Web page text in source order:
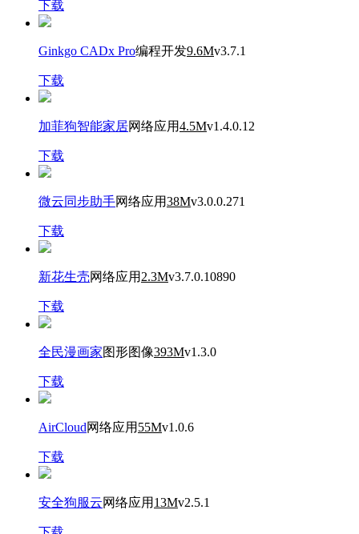
下载
Ginkgo CADx Pro编程开发9.6Mv3.7.1
下载
加菲狗智能家居网络应用4.5Mv1.4.0.12
下载
微云同步助手网络应用38Mv3.0.0.271
下载
新花生壳网络应用 2.3Mv3.7.0.10890
下载
全民漫画家图形图像393Mv1.3.0
下载
AirCloud网络应用 55Mv1.0.6
下载
安全狗服云网络应用 13Mv2.5.1